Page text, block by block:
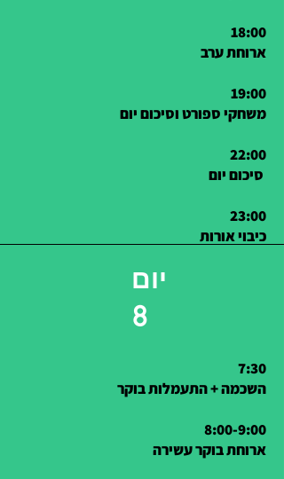
18:00
ארוחת ערב
19:00
משחקי ספורט וסיכום יום
22:00
23:00
כיבוי אורות
יום
8
7:30
השכמה + התעמלות בוקר
8:00-9:00
ארוחת בוקר עשירה